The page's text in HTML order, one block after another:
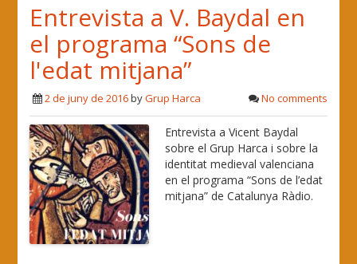
Entrevista a V. Baydal en
el programa “Sons de
l'edat mitjana”
2 de juny de 2016byGrup Harca No comments
Entrevista a Vicent Baydal
sobre el Grup Harca i sobre la
identitat medieval valenciana
en el programa “Sons de l’edat
mitjana” de Catalunya Ràdio.